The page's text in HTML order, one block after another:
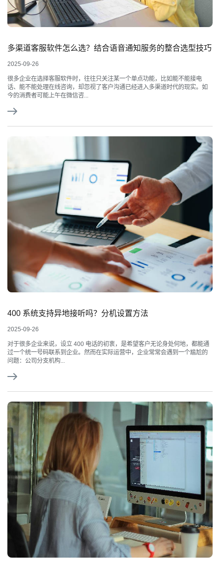
多渠道客服软件怎么选？结合语音通知服务的整合选型技巧
2025-09-26
很多企业在选择客服软件时，往往只关注某一个单点功能，比如能不能接电
话、能不能处理在线咨询，却忽视了客户沟通已经进入多渠道时代的现实。如
今的消费者可能上午在微信咨...
400 系统支持异地接听吗？分机设置方法
2025-09-26
对于很多企业来说，设立 400 电话的初衷，是希望客户无论身处何地，都能通
过一个统一号码联系到企业。然而在实际运营中，企业常常会遇到一个尴尬的
问题：公司分支机构...